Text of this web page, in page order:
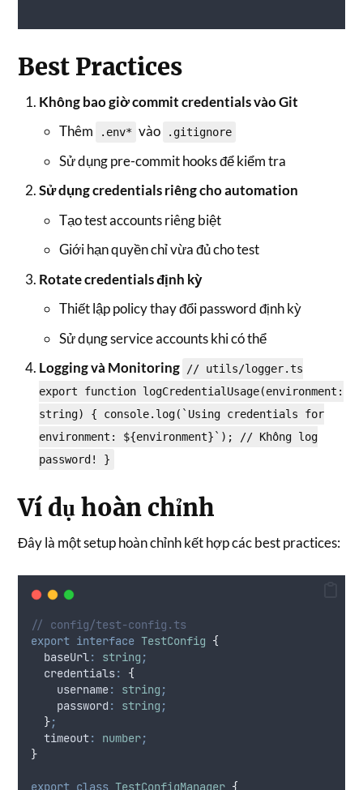
Best Practices
Không bao giờ commit credentials vào Git
Thêm
.env* vào .gitignore
Sử dụng pre-commit hooks để kiểm tra
Sử dụng credentials riêng cho automation
Tạo test accounts riêng biệt
Giới hạn quyền chỉ vừa đủ cho test
Rotate credentials định kỳ
Thiết lập policy thay đổi password định kỳ
Sử dụng service accounts khi có thể
Logging và Monitoring
// utils/logger.ts
export function logCredentialUsage(environment:
string) { console.log(`Using credentials for
environment: ${environment}`); // Không log
password! }
Ví dụ hoàn chỉnh
Đây là một setup hoàn chỉnh kết hợp các best practices:
// config/test-config.ts
export interface TestConfig {
  baseUrl
: string ;
  credentials
:
{
    username
: string ;
    password
: string ;
};
  timeout
: number;
}
export class TestConfigManager {